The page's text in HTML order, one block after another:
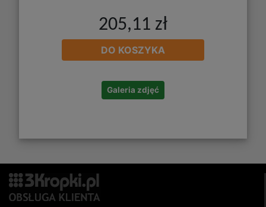
205,11 zł
DO KOSZYKA
Galeria zdjęć